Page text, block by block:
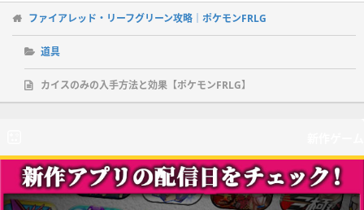
ファイアレッド・リーフグリーン攻略｜ポケモンFRLG
道具
カイスのみの入手方法と効果【ポケモンFRLG】